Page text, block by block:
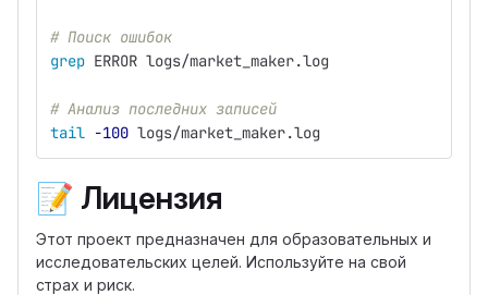
# Поиск ошибок
grep ERROR logs/market_maker.log
# Анализ последних записей
tail -100 logs/market_maker.log
📝 Лицензия
Этот проект предназначен для образовательных и
исследовательских целей. Используйте на свой
страх и риск.